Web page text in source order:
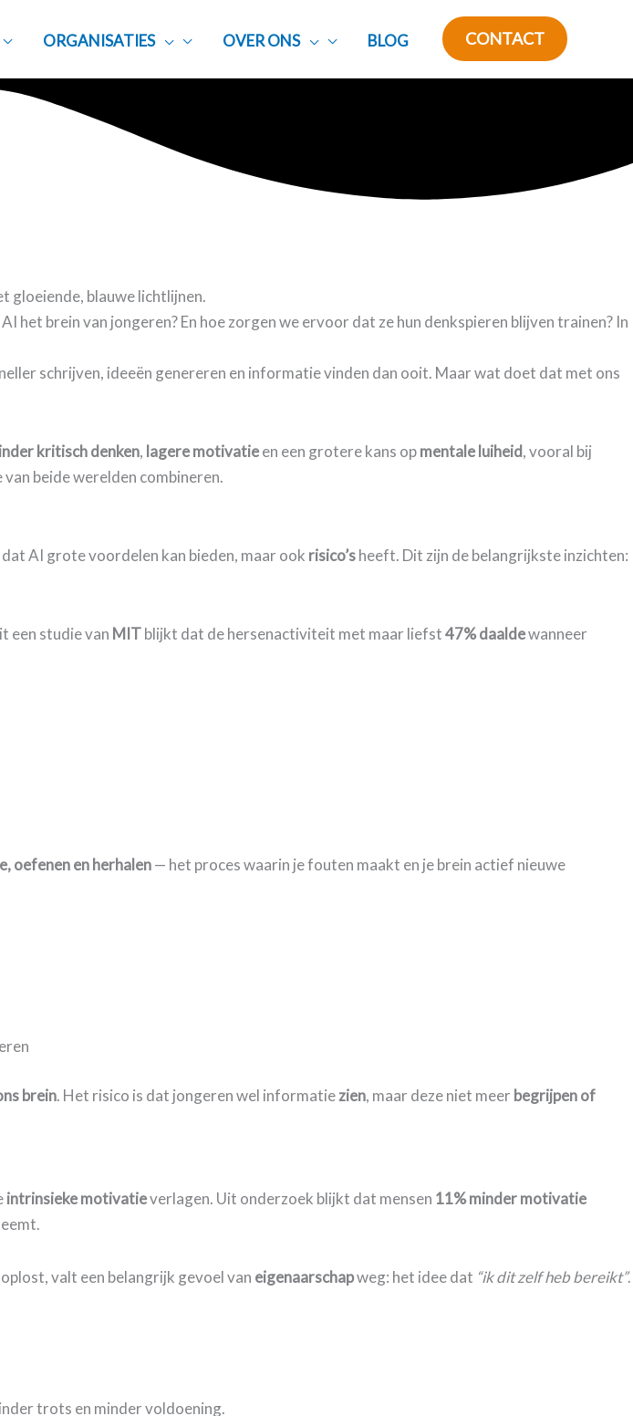
ORGANISATIES OVER ONS BLOG CONTACT
brein van jongeren? En hoe zorgen we ervoor dat ze hun denkspieren blijven trainen? In
schrijven, ideeën genereren en informatie vinden dan ooit. Maar wat doet dat met ons
kritisch denken, lagere motivatieen een grotere kans opmentale luiheid, vooral bij
beide werelden combineren.
AI grote voordelen kan bieden, maar ook risico’sheeft. Dit zijn de belangrijkste inzichten:
een studie van MITblijkt dat de hersenactiviteit met maar liefst47% daaldewanneer
oefenen en herhalen— het proces waarin je fouten maakt en je brein actief nieuwe
brein. Het risico is dat jongeren wel informatiezien, maar deze niet meer begrijpen of
intrinsieke motivatieverlagen. Uit onderzoek blijkt dat mensen 11% minder motivatie
valt een belangrijk gevoel van eigenaarschapweg: het idee dat “ik dit zelf heb bereikt”.
trots en minder voldoening.